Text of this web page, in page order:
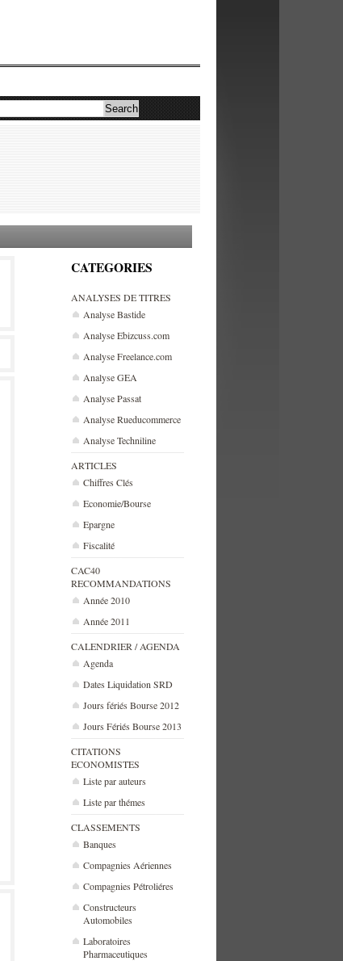
CATEGORIES
ANALYSES DE TITRES
Analyse Bastide
Analyse Ebizcuss.com
Analyse Freelance.com
Analyse GEA
Analyse Passat
Analyse Rueducommerce
Analyse Techniline
ARTICLES
Chiffres Clés
Economie/Bourse
Epargne
Fiscalité
CAC40
RECOMMANDATIONS
Année 2010
Année 2011
CALENDRIER / AGENDA
Agenda
Dates Liquidation SRD
Jours fériés Bourse 2012
Jours Fériés Bourse 2013
CITATIONS
ECONOMISTES
Liste par auteurs
Liste par thémes
CLASSEMENTS
Banques
Compagnies Aériennes
Compagnies Pétroliéres
Constructeurs
Automobiles
Laboratoires
Pharmaceutiques